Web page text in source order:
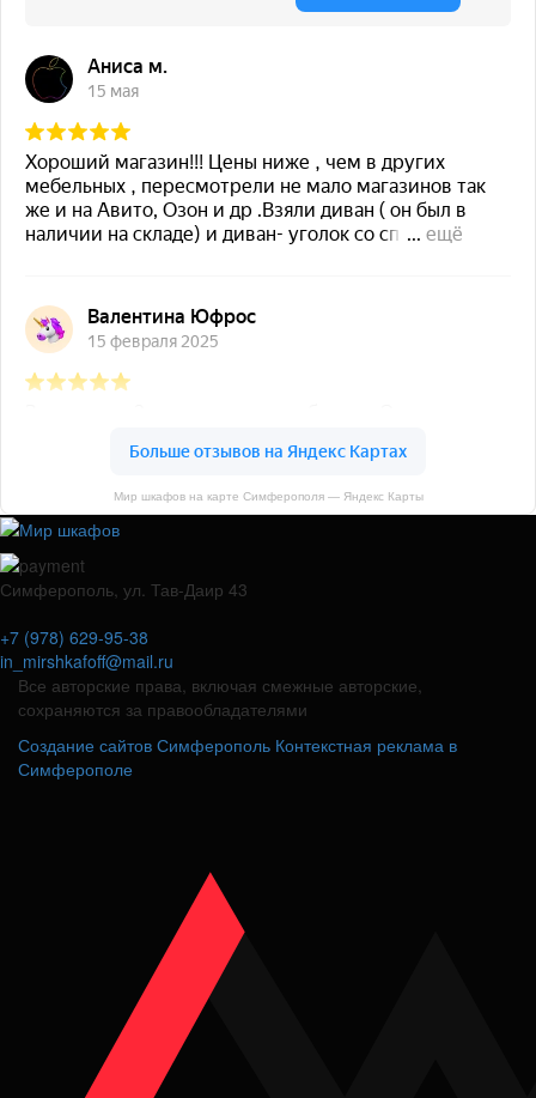
Мир шкафов на карте Симферополя — Яндекс Карты
Симферополь, ул. Тав-Даир 43
+7 (978) 629-95-38
in_mirshkafoff@mail.ru
Все авторские права, включая смежные авторские,
сохраняются за правообладателями
Создание сайтов Симферополь Контекстная реклама в
Симферополе